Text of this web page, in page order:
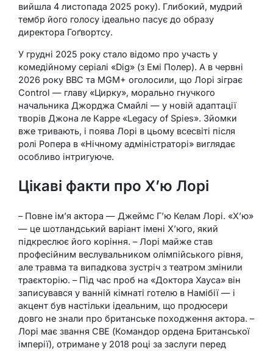
вийшла 4 листопада 2025 року). Глибокий, мудрий
тембр його голосу ідеально пасує до образу
директора Гоґвортсу.
У грудні 2025 року стало відомо про участь у
комедійному серіалі «Dig» (з Емі Полер). А в червні
2026 року BBC та MGM+ оголосили, що Лорі зіграє
Control — главу «Цирку», морально гнучкого
начальника Джорджа Смайлі — у новій адаптації
творів Джона ле Карре «Legacy of Spies». Зйомки
вже тривають, і поява Лорі в цьому всесвіті після
ролі Ропера в «Нічному адміністраторі» виглядає
особливо інтригуюче.
Цікаві факти про Х’ю Лорі
– Повне ім’я актора — Джеймс Г’ю Келам Лорі. «Х’ю»
— це шотландський варіант імені Х’юго, який
підкреслює його коріння. – Лорі майже став
професійним веслувальником олімпійського рівня,
але травма та випадкова зустріч з театром змінили
траєкторію. – Під час проб на «Доктора Хауса» він
записувався у ванній кімнаті готелю в Намібії — і
акцент був настільки ідеальним, що продюсери
довго не знали про британське походження актора. –
Лорі має звання CBE (Командор ордена Британської
імперії), отримане у 2018 році за заслуги перед